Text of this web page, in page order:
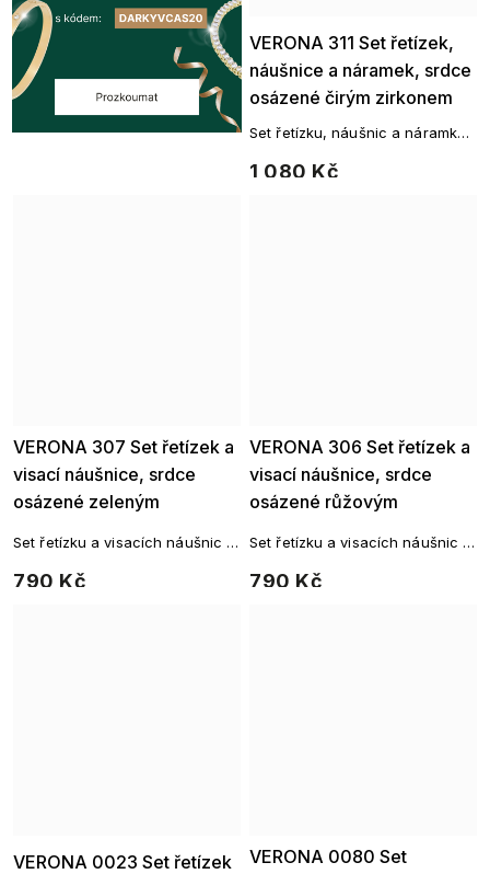
VERONA 311 Set řetízek,
náušnice a náramek, srdce
osázené čirým zirkonem
Ellami
1 080 Kč
Set řetízku, náušnic a náramku
VERONA 307 Set řetízek a
visací náušnice, srdce
osázené zeleným
Ellami
790 Kč
Set řetízku a visacích náušnic z
VERONA 306 Set řetízek a
visací náušnice, srdce
osázené růžovým
Ellami
790 Kč
Set řetízku a visacích náušnic z
VERONA 0023 Set řetízek
Ellami
VERONA 0080 Set